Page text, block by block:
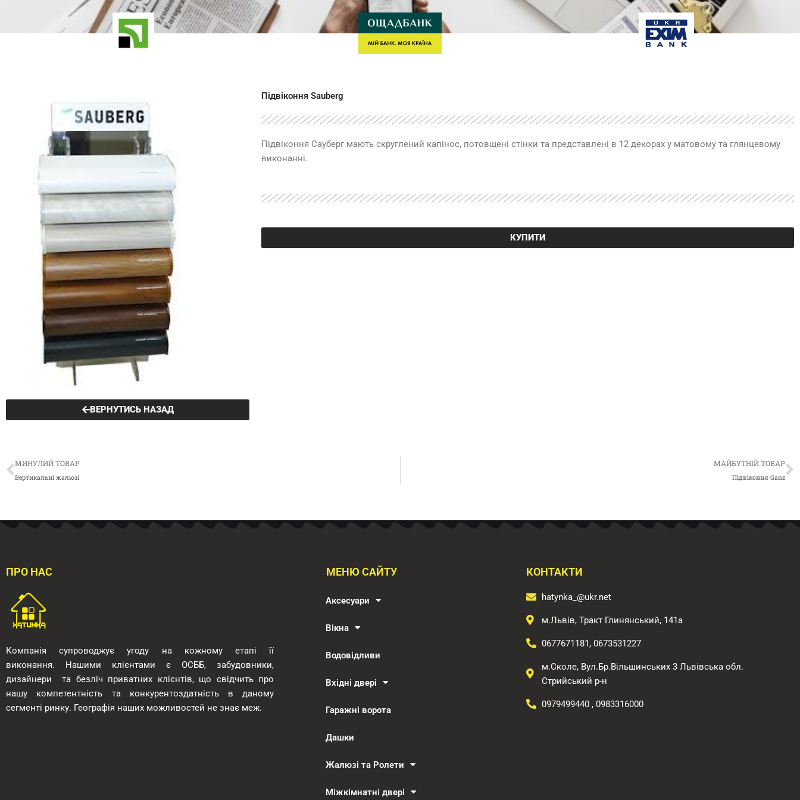
ВЕРНУТИСЬ НАЗАД
Підвіконня Sauberg
Підвіконня Сауберг мають скруглений капінос, потовщені стінки та представлені в 12 декорах у матовому та глянцевому
виконанні.
КУПИТИ
Попер
МИНУЛИЙ ТОВАР
Вертикальні жалюзі
МАЙБУТНІЙ ТОВАР
Підвіконня Ganz
ПРО НАС
Компанія супроводжує угоду на кожному етапі її
виконання. Нашими клієнтами є ОСББ, забудовники,
дизайнери
та безліч приватних клієнтів, що свідчить про
нашу компетентність та конкурентоздатність в даному
сегменті ринку. Географія наших можливостей не знає меж.
МЕНЮ САЙТУ
Аксесуари
Вікна
Водовідливи
Вхідні двері
Гаражні ворота
Дашки
Жалюзі та Ролети
Міжкімнатні двері
КОНТАКТИ
hatynka_@ukr.net
м.Львів, Тракт Глинянський, 141а
0677671181, 0673531227
м.Сколе, Вул.Бр.Вільшинських 3 Львівська обл.
Стрийський р-н​
0979499440 , 0983316000